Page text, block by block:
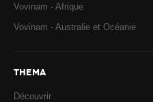
Vovinam - Afrique
Vovinam - Australie et Océanie
THEMA
Découvrir